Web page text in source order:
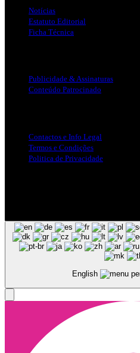
Notícias
Estatuto Editorial
Ficha Técnica
Publicidade & Assinaturas
Conteúdo Patrocinado
Contactos e Info Legal
Termos e Condições
Politica de Privacidade
English